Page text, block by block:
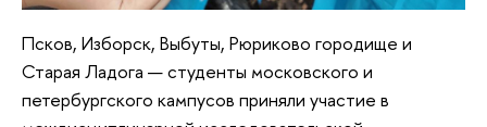
Псков, Изборск, Выбуты, Рюриково городище и
Старая Ладога — студенты московского и
петербургского кампусов приняли участие в